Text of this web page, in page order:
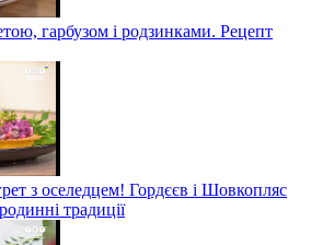
гарбузом і родзинками. Рецепт
з оселедцем! Гордєєв і Шовкопляс
традиції